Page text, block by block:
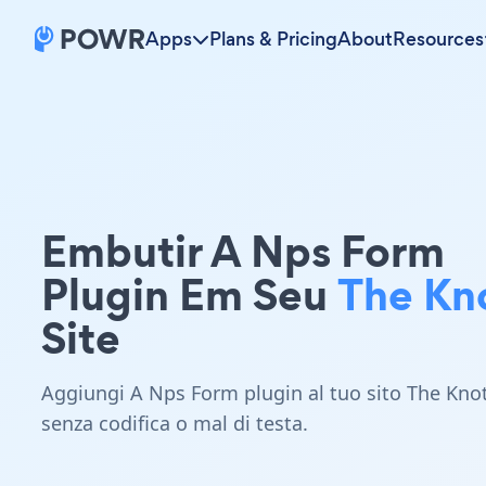
Apps Plans & PricingAboutResources
Embutir A Nps Form
Plugin Em SeuThe
Site
Aggiungi A Nps Form plugin al tuo sito The
senza codifica o mal di testa.